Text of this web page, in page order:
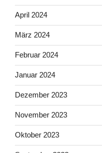
April 2024
März 2024
Februar 2024
Januar 2024
Dezember 2023
November 2023
Oktober 2023